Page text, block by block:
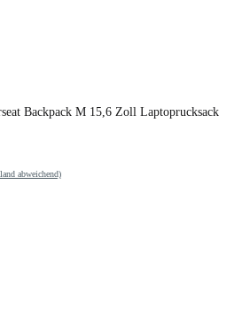
Backpack M 15,6 Zoll Laptoprucksack
abweichend)